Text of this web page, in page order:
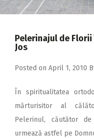
2018
2016
2013
2011
Pelerinajul de
Jos
Posted on April 1, 2010
În spiritualitatea
mărturisitor al
Pelerinul, căutător
urmează astfel pe